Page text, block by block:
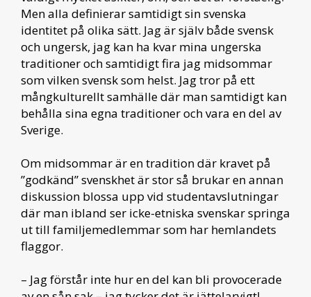
Men alla definierar samtidigt sin svenska
identitet på olika sätt. Jag är själv både svensk
och ungersk, jag kan ha kvar mina ungerska
traditioner och samtidigt fira jag midsommar
som vilken svensk som helst. Jag tror på ett
mångkulturellt samhälle där man samtidigt kan
behålla sina egna traditioner och vara en del av
Sverige.
Om midsommar är en tradition där kravet på
”godkänd” svenskhet är stor så brukar en annan
diskussion blossa upp vid studentavslutningar
där man ibland ser icke-etniska svenskar springa
ut till familjemedlemmar som har hemlandets
flaggor.
– Jag förstår inte hur en del kan bli provocerade